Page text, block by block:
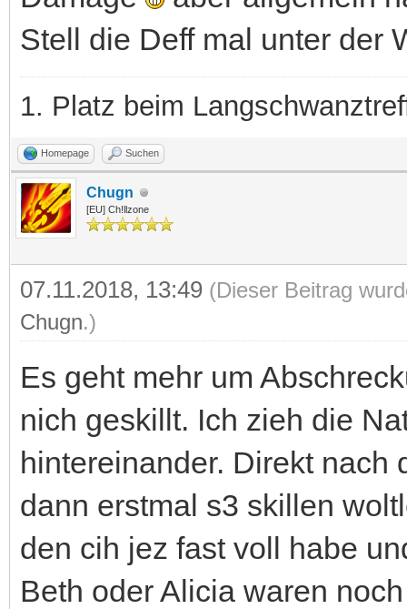
Stell die Deff mal unter der
1. Platz beim
Homepage Suchen
Chugn
[EU] Ch!llzone
07.11.2018, 13:49 (Dieser Beitrag
Chugn.)
Es geht mehr um
nich geskillt. Ich zieh die
hintereinander. Direkt nach
dann erstmal s3 skillen
den cih jez fast voll habe
Beth oder Alicia waren